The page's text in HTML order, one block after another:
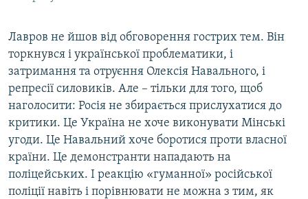
Лавров не йшов від обговорення гострих тем. Він
торкнувся і української проблематики, і
затримання та отруєння Олексія Навального, і
репресії силовиків. Але – тільки для того, щоб
наголосити: Росія не збирається прислухатися до
критики. Це Україна не хоче виконувати Мінські
угоди. Це Навальний хоче боротися проти власної
країни. Це демонстранти нападають на
поліцейських. І реакцію «гуманної» російської
поліції навіть і порівнювати не можна з тим, як